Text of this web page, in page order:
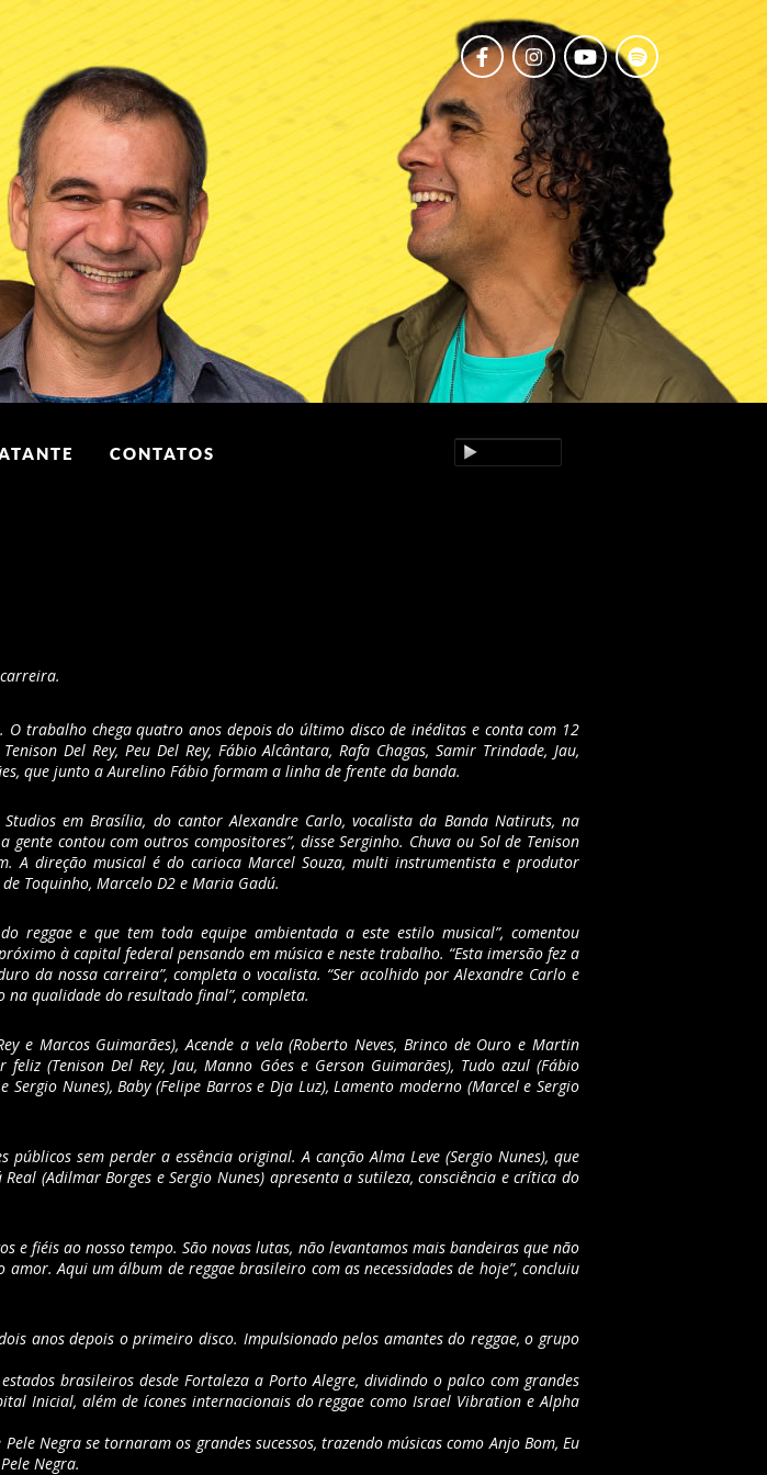
CONTATOS
trabalho chega quatro anos depois do último disco de inéditas e conta com 12
Del Rey, Peu Del Rey, Fábio Alcântara, Rafa Chagas, Samir Trindade, Jau,
que junto a Aurelino Fábio formam a linha de frente da banda.
em Brasília, do cantor Alexandre Carlo, vocalista da Banda Natiruts, na
contou com outros compositores”, disse Serginho. Chuva ou Sol de Tenison
A direção musical é do carioca Marcel Souza, multi instrumentista e produtor
Toquinho, Marcelo D2 e Maria Gadú.
reggae e que tem toda equipe ambientada a este estilo musical”, comentou
à capital federal pensando em música e neste trabalho. “Esta imersão fez a
da nossa carreira”, completa o vocalista. “Ser acolhido por Alexandre Carlo e
qualidade do resultado final”, completa.
e Marcos Guimarães), Acende a vela (Roberto Neves, Brinco de Ouro e Martin
(Tenison Del Rey, Jau, Manno Góes e Gerson Guimarães), Tudo azul (Fábio
Nunes), Baby (Felipe Barros e Dja Luz), Lamento moderno (Marcel e Sergio
sem perder a essência original. A canção Alma Leve (Sergio Nunes), que
(Adilmar Borges e Sergio Nunes) apresenta a sutileza, consciência e crítica do
e fiéis ao nosso tempo. São novas lutas, não levantamos mais bandeiras que não
Aqui um álbum de reggae brasileiro com as necessidades de hoje”, concluiu
anos depois o primeiro disco. Impulsionado pelos amantes do reggae, o grupo
brasileiros desde Fortaleza a Porto Alegre, dividindo o palco com grandes
Inicial, além de ícones internacionais do reggae como Israel Vibration e Alpha
Negra se tornaram os grandes sucessos, trazendo músicas como Anjo Bom, Eu
Negra.